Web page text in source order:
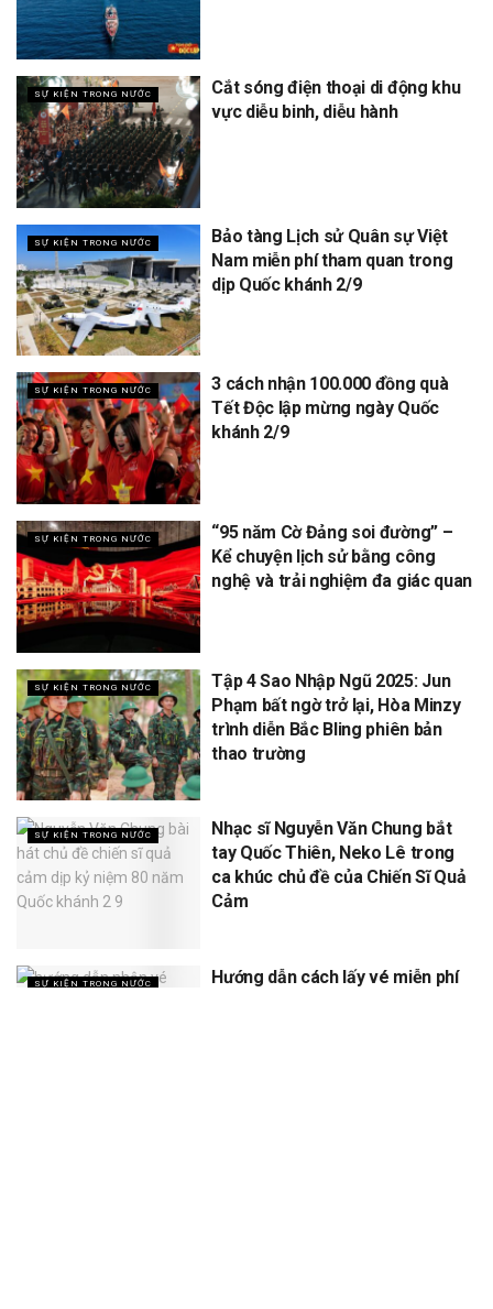
SỰ KIỆN TRONG NƯỚC
Cắt sóng điện thoại di động khu
vực diễu binh, diễu hành
SỰ KIỆN TRONG NƯỚC
Bảo tàng Lịch sử Quân sự Việt
Nam miễn phí tham quan trong
dịp Quốc khánh 2/9
SỰ KIỆN TRONG NƯỚC
3 cách nhận 100.000 đồng quà
Tết Độc lập mừng ngày Quốc
khánh 2/9
SỰ KIỆN TRONG NƯỚC
“95 năm Cờ Đảng soi đường” –
Kể chuyện lịch sử bằng công
nghệ và trải nghiệm đa giác quan
SỰ KIỆN TRONG NƯỚC
Tập 4 Sao Nhập Ngũ 2025: Jun
Phạm bất ngờ trở lại, Hòa Minzy
trình diễn Bắc Bling phiên bản
thao trường
SỰ KIỆN TRONG NƯỚC
Nhạc sĩ Nguyễn Văn Chung bắt
tay Quốc Thiên, Neko Lê trong
ca khúc chủ đề của Chiến Sĩ Quả
Cảm
SỰ KIỆN TRONG NƯỚC
Hướng dẫn cách lấy vé miễn phí